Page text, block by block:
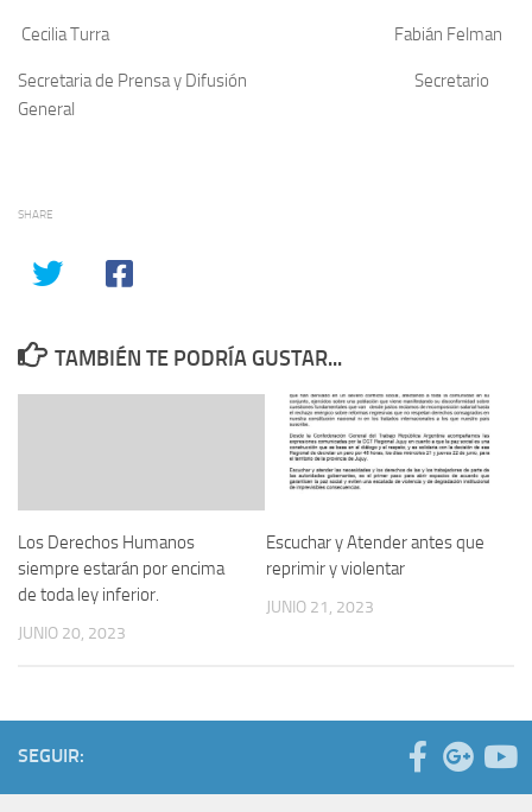
Cecilia Turra Fabián Felman
Secretaria de Prensa y Difusión Secretario
General
SHARE
TAMBIÉN TE PODRÍA GUSTAR...
Los Derechos Humanos
siempre estarán por encima
de toda ley inferior.
JUNIO 20, 2023
Escuchar y Atender antes que
reprimir y violentar
JUNIO 21, 2023
SEGUIR: